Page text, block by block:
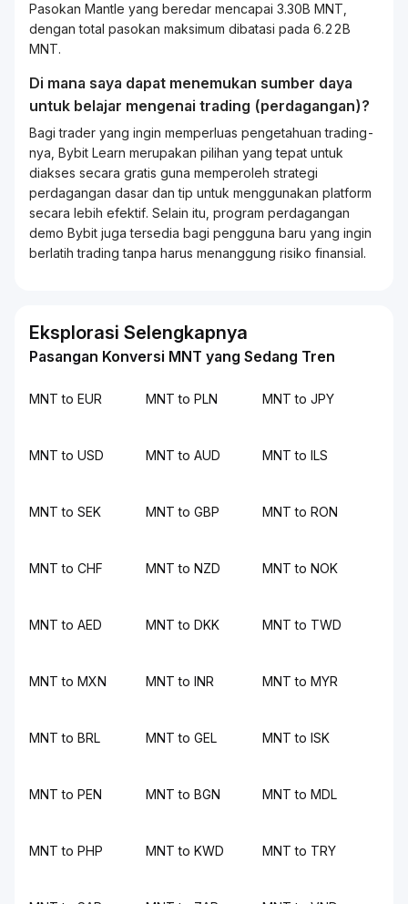
Pasokan Mantle yang beredar mencapai 3.30B MNT,
dengan total pasokan maksimum dibatasi pada 6.22B
MNT.
Di mana saya dapat menemukan sumber daya
untuk belajar mengenai trading (perdagangan)?
Bagi trader yang ingin memperluas pengetahuantrading-
nya, Bybit Learn merupakan pilihan yang tepat untuk
diakses secara gratis guna memperoleh strategi
perdagangan dasar dan tip untuk menggunakan platform
secara lebih efektif. Selain itu, program perdagangan
demo Bybit juga tersedia bagi pengguna baru yang ingin
berlatihtradingtanpa harus menanggung risiko finansial.
Eksplorasi Selengkapnya
Pasangan Konversi MNT yang Sedang Tren
MNT to EUR MNT to PLN MNT to JPY
MNT to USD MNT to AUD MNT to ILS
MNT to SEK MNT to GBP MNT to RON
MNT to CHF MNT to NZD MNT to NOK
MNT to AED MNT to DKK MNT to TWD
MNT to MXN MNT to INR MNT to MYR
MNT to BRL MNT to GEL MNT to ISK
MNT to PEN MNT to BGN MNT to MDL
MNT to PHP MNT to KWD MNT to TRY